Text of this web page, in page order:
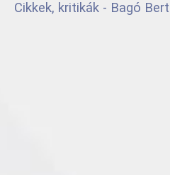
Cikkek, kritikák - Bagó